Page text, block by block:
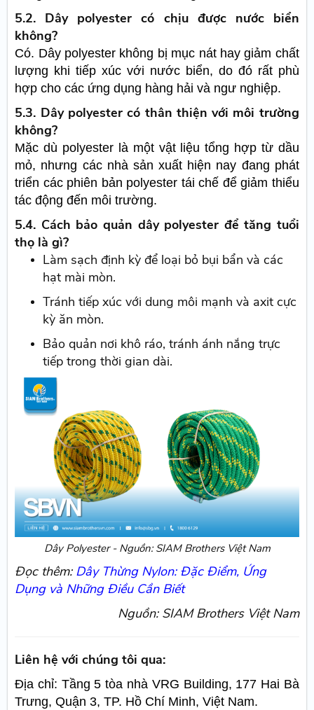
5.2. Dây polyester có chịu được nước biển
không?
Có. Dây polyester không bị mục nát hay giảm chất
lượng khi tiếp xúc với nước biển, do đó rất phù
hợp cho các ứng dụng hàng hải và ngư nghiệp.
5.3. Dây polyester có thân thiện với môi trường
không?
Mặc dù polyester là một vật liệu tổng hợp từ dầu
mỏ, nhưng các nhà sản xuất hiện nay đang phát
triển các phiên bản polyester tái chế để giảm thiểu
tác động đến môi trường.
5.4. Cách bảo quản dây polyester để tăng tuổi
thọ là gì?
Làm sạch định kỳ để loại bỏ bụi bẩn và các
hạt mài mòn.
Tránh tiếp xúc với dung môi mạnh và axit cực
kỳ ăn mòn.
Bảo quản nơi khô ráo, tránh ánh nắng trực
tiếp trong thời gian dài.
Dây Polyester - Nguồn: SIAM Brothers Việt Nam
Đọc thêm: Dây Thừng Nylon: Đặc Điểm, Ứng
Dụng và Những Điều Cần Biết
Nguồn: SIAM Brothers Việt Nam
Liên hệ với chúng tôi qua:
Địa chỉ: Tầng 5 tòa nhà VRG Building, 177 Hai Bà
Trưng, Quận 3, TP. Hồ Chí Minh, Việt Nam.